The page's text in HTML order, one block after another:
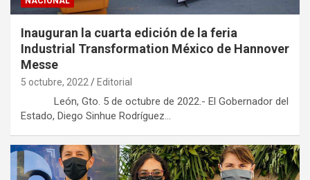
Inauguran la cuarta edición de la feria
Industrial Transformation México de Hannover
Messe
5 octubre, 2022 Editorial
León, Gto. 5 de octubre de 2022.- El Gobernador del
Estado, Diego Sinhue Rodríguez…